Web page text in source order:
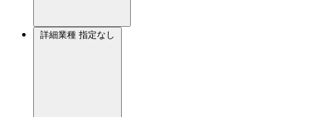
詳細業種 指定なし